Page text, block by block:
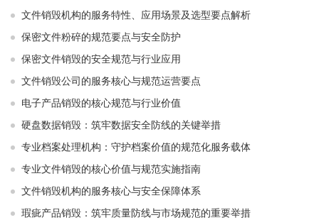
文件销毁机构的服务特性、应用场景及选型要点解析
保密文件粉碎的规范要点与安全防护
保密文件销毁的安全规范与行业应用
文件销毁公司的服务核心与规范运营要点
电子产品销毁的核心规范与行业价值
硬盘数据销毁：筑牢数据安全防线的关键举措
专业档案处理机构：守护档案价值的规范化服务载体
专业文件销毁的核心价值与规范实施指南
文件销毁机构的服务核心与安全保障体系
瑕疵产品销毁：筑牢质量防线与市场规范的重要举措